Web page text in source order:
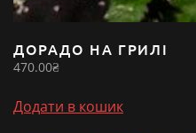
ДОРАДО НА ГРИЛІ
470.00₴
Додати в кошик